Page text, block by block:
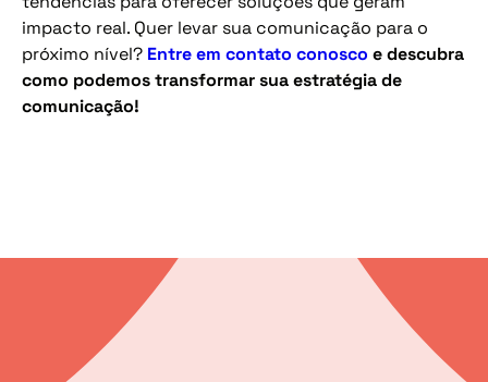
impacto real. Quer levar sua comunicação para o
próximo nível? Entre em contato conosco e descubra
como podemos transformar sua estratégia de
comunicação!